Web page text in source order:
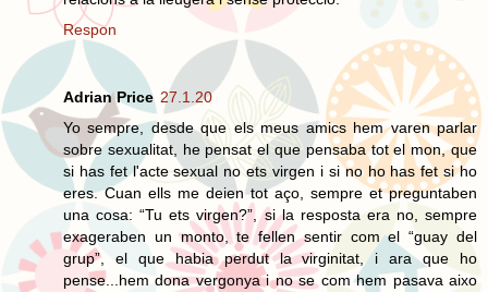
Respon
Adrian Price 27.1.20
Yo sempre, desde que els meus amics hem varen parlar
sobre sexualitat, he pensat el que pensaba tot el mon, que
si has fet l'acte sexual no ets virgen i si no ho has fet si ho
eres. Cuan ells me deien tot aço, sempre et preguntaben
una cosa: “Tu ets virgen?”, si la resposta era no, sempre
exageraben un monto, te fellen sentir com el “guay del
grup”, el que habia perdut la virginitat, i ara que ho
pense...hem dona vergonya i no se com hem pasava aixo